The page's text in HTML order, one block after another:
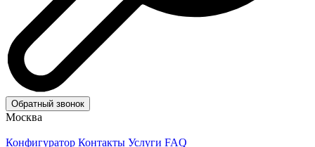
Обратный звонок
Москва
Конфигуратор Контакты Услуги FAQ